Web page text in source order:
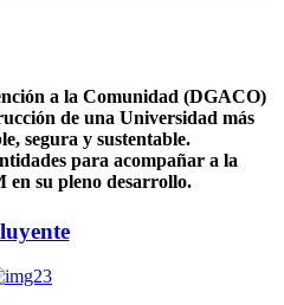
a la Comunidad (DGACO)
de una Universidad más
segura y sustentable.
para acompañar a la
su pleno desarrollo.